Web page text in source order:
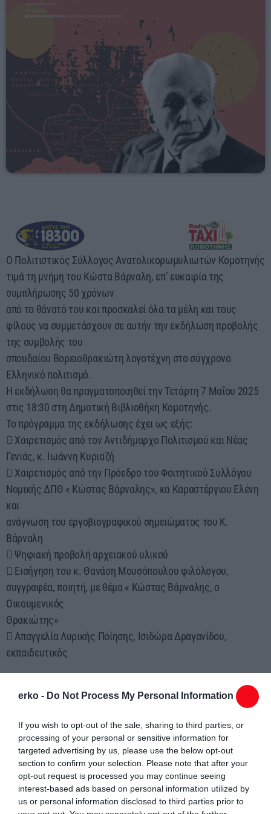
erko - Do Not Process My Personal Information
If you wish to opt-out of the sale, sharing to third parties, or
processing of your personal or sensitive information for
targeted advertising by us, please use the below opt-out
section to confirm your selection. Please note that after your
opt-out request is processed you may continue seeing
interest-based ads based on personal information utilized by
us or personal information disclosed to third parties prior to
Ο Πολιτιστικός Σύλλογος Ανατολικορωμυλιωτών Κομοτηνής
τιμά τη μνήμη του Κώστα Βάρναλη, επ’ ευκαιρία της
συμπλήρωσης 50 χρόνων
από το θάνατό του και προσκαλεί όλα τα μέλη και τους
φίλους να συμμετάσχουν σε αυτήν την εκδήλωση προβολής
της συμβολής του
σπουδαίου Βορειοθρακιώτη λογοτέχνη στο σύγχρονο
Ελληνικό πολιτισμό.
Η εκδήλωση θα πραγματοποιηθεί την Τετάρτη 7 Μαΐου 2025
στις 18:30 στη Δημοτική Βιβλιοθήκη Κομοτηνής.
Το πρόγραμμα της εκδήλωσης έχει ως εξής:
 Χαιρετισμός από τον Αντιδήμαρχο Πολιτισμού και Νέας
Γενιάς, κ. Ιωάννη Κυριαζή
 Χαιρετισμός από την Πρόεδρο του Φοιτητικού Συλλόγου
Νομικής ΔΠΘ « Κώστας Βάρναλης», κα Καραστέργιου Ελένη
και
ανάγνωση του εργοβιογραφικού σημειώματος του Κ.
Βάρναλη
 Ψηφιακή προβολή αρχειακού υλικού
 Εισήγηση του κ. Θανάση Μουσόπουλου φιλόλογου,
συγγραφέα, ποιητή, με θέμα « Κώστας Βάρναλης, ο
Οικουμενικός
Θρακιώτης»
 Απαγγελία Λυρικής Ποίησης, Ισιδώρα Δραγανίδου,
εκπαιδευτικός
Θάλεια Βλανίδου, φοιτήτρια ΔΠΘ
Κομοτηνής, υπό τη διεύθυνση της Άννας Γακίδου
 Θεατρικό αναλόγιο – απόσπασμα από το θεατρικό έργο του
Κ. Βάρναλη « Άτταλος ο Γ’». Τα αποσπάσματα θα αποδώσουν
Πέτρος Δεμερτζίδης, ερ. ηθοποιός και Βάλση Πελτέκη, ερ.
ηθοποιός